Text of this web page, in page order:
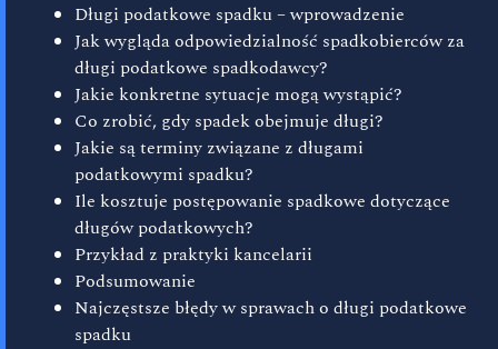
Długi podatkowe spadku – wprowadzenie
Jak wygląda odpowiedzialność spadkobierców za
długi podatkowe spadkodawcy?
Jakie konkretne sytuacje mogą wystąpić?
Co zrobić, gdy spadek obejmuje długi?
Jakie są terminy związane z długami
podatkowymi spadku?
Ile kosztuje postępowanie spadkowe dotyczące
długów podatkowych?
Przykład z praktyki kancelarii
Podsumowanie
Najczęstsze błędy w sprawach o długi podatkowe
spadku